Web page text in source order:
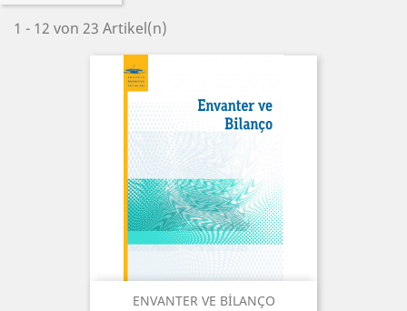
1 - 12 von 23 Artikel(n)
ENVANTER VE BİLANÇO